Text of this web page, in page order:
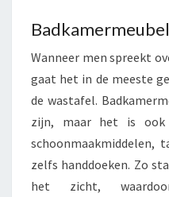
Wanneer men spreekt
gaat het in de meeste
de wastafel.
zijn, maar het is ook
schoonmaakmiddelen,
zelfs handdoeken. Zo
het zicht,